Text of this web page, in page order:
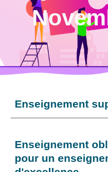
Enseignement
Enseignement
pour un